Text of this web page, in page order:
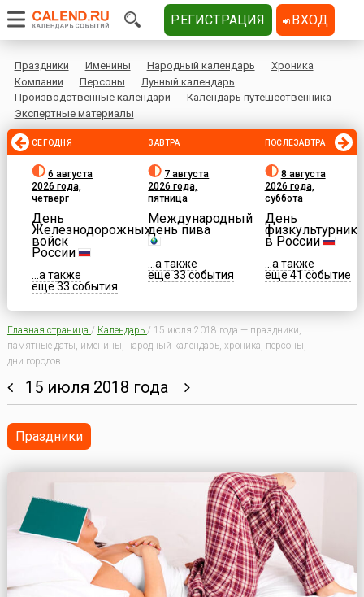
Праздники Именины Народный календарь
Хроника
Компании
Персоны
Лунный календарь
Производственные календари
Календарь путешественника
Экспертные материалы
СЕГОДНЯ
6 августа
2026 года,
четверг
День
Железнодорожных
войск
России
...а также
еще 33 события
ЗАВТРА
7 августа
2026 года,
пятница
Международный
день пива
...а также
еще 33 события
ПОСЛЕЗАВТРА
8 августа
2026 года,
суббота
День
физкультурника
в России
...а также
еще 41 событие
Главная страница / Календарь / 15 июля 2018 года — праздники,
памятные даты, именины, народный календарь, хроника, персоны,
дни городов
15 июля 2018 года
Праздники
РЕГИСТРАЦИЯ ВХОД